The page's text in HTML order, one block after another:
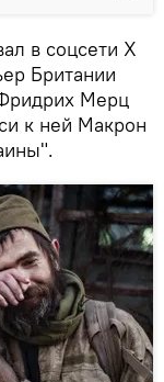
в соцсети X
Британии
Мерц
к ней Макрон